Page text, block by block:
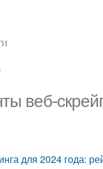
веб-
для 2024 года: